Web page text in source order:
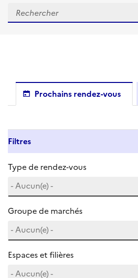
Prochains rendez-vous
Filtres
Type de rendez-vous
Groupe de marchés
Espaces et filières